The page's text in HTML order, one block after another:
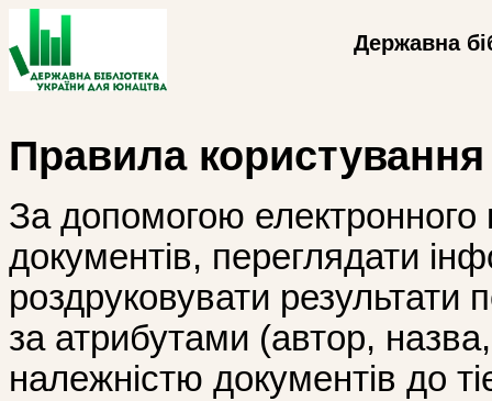
Державна
Правила
За допомогою
документів, переглядати
роздруковувати
за атрибутами (автор, назва,
належністю документів до